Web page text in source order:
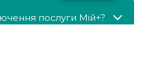
послуги Мій+?